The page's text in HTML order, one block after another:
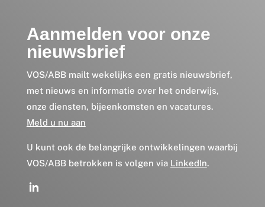
Aanmelden voor onze
nieuwsbrief
VOS/ABB mailt wekelijks een gratis nieuwsbrief,
met nieuws en informatie over het onderwijs,
onze diensten, bijeenkomsten en vacatures.
Meld u nu aan
U kunt ook de belangrijke ontwikkelingen waarbij
VOS/ABB betrokken is volgen via LinkedIn.